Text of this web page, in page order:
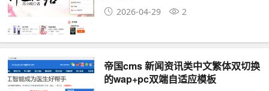
2026-04-29 2
帝国cms 新闻资讯类中文繁体双切换
的wap+pc双端自适应模板